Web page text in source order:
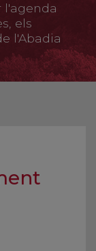
l'agenda
els
l'Abadia